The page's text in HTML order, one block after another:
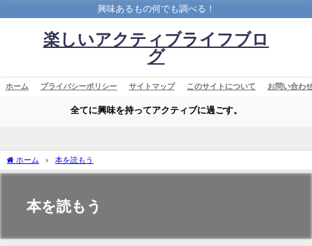
興味あるもの何でも調べる！
楽しいアクティブライフブロ
グ
ホーム プライバシーポリシー サイトマップ このサイトについて お問い合わ
全てに興味を持ってアクティブに過ごす。
ホーム 本を読もう
本を読もう